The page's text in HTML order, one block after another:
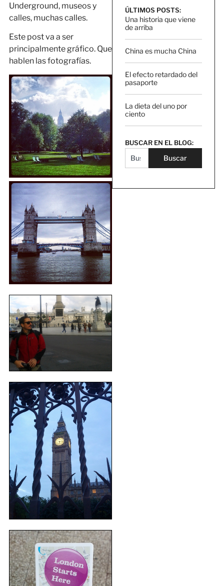
Underground, museos y
calles, muchas calles.
Este post va a ser
principalmente gráfico. Que
hablen las fotografías.
ÚLTIMOS POSTS:
Una historia que viene
de arriba
China es mucha China
El efecto retardado del
pasaporte
La dieta del uno por
ciento
BUSCAR EN EL BLOG:
Buscar